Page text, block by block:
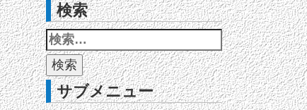
検索
サブメニュー